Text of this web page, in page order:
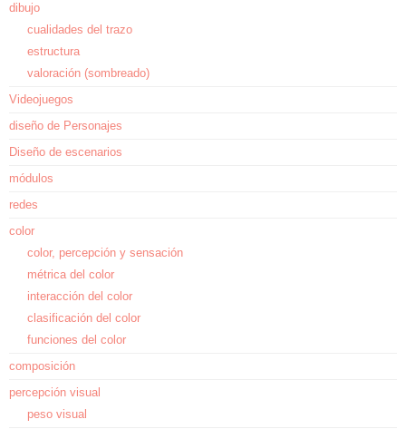
dibujo
cualidades del trazo
estructura
valoración (sombreado)
Videojuegos
diseño de Personajes
Diseño de escenarios
módulos
redes
color
color, percepción y sensación
métrica del color
interacción del color
clasificación del color
funciones del color
composición
percepción visual
peso visual